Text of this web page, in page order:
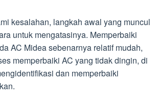
kesalahan, langkah awal yang muncul
untuk mengatasinya. Memperbaiki
AC Midea sebenarnya relatif mudah,
memperbaiki AC yang tidak dingin, di
dan memperbaiki